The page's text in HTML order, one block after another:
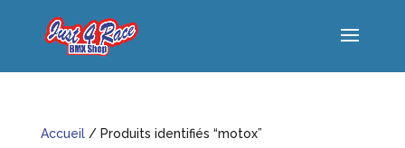
Accueil/ Produits identifiés “motox”